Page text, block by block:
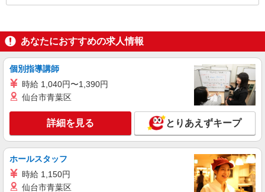
あなたにおすすめの求人情報
個別指導講師
時給 1,040円〜1,390円
仙台市青葉区
詳細を見る とりあえずキープ
ホールスタッフ
時給 1,150円
仙台市青葉区